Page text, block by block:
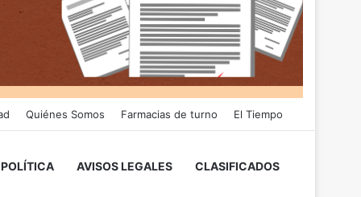
Quiénes Somos Farmacias de turno El Tiempo
POLÍTICA AVISOS LEGALES CLASIFICADOS